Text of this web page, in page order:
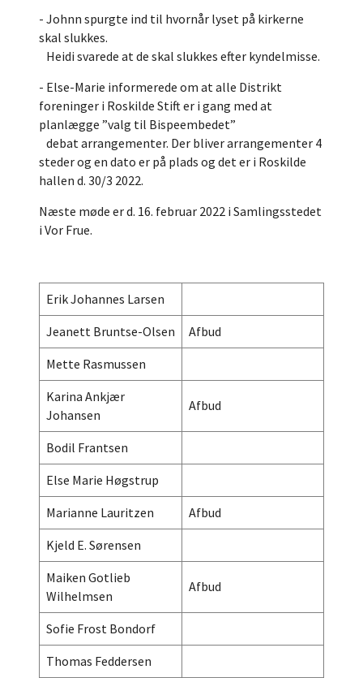
- Johnn spurgte ind til hvornår lyset på kirkerne
skal slukkes.
Heidi svarede at de skal slukkes efter kyndelmisse.
- Else-Marie informerede om at alle Distrikt
foreninger i Roskilde Stift er i gang med at
planlægge ”valg til Bispeembedet”
debat arrangementer. Der bliver arrangementer 4
steder og en dato er på plads og det er i Roskilde
hallen d. 30/3 2022.
Næste møde er d. 16. februar 2022 i Samlingsstedet
i Vor Frue.
Erik Johannes Larsen
Jeanett Bruntse-Olsen
Afbud
Mette Rasmussen
Karina Ankjær
Johansen
Afbud
Bodil Frantsen
Else Marie Høgstrup
Marianne Lauritzen
Afbud
Kjeld E. Sørensen
Maiken Gotlieb
Wilhelmsen
Afbud
Sofie Frost Bondorf
Thomas Feddersen